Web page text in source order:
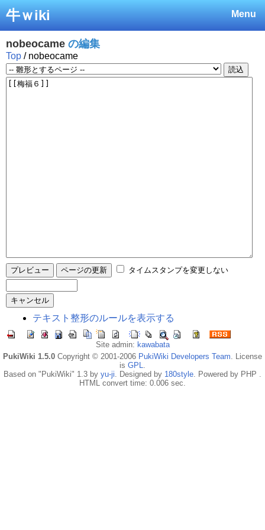
Menu
牛ｗiki
nobeocame の編集
Top / nobeocame
タイムスタンプを変更しない
テキスト整形のルールを表示する
Site admin: kawabata
PukiWiki 1.5.0 Copyright © 2001-2006 PukiWiki Developers Team. License
is GPL.
Based on "PukiWiki" 1.3 by yu-ji. Designed by 180style. Powered by PHP .
HTML convert time: 0.006 sec.